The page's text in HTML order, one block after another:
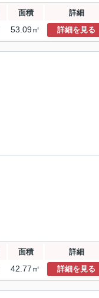
面積 詳細
53.09㎡ 詳細を見る
面積 詳細
42.77㎡ 詳細を見る